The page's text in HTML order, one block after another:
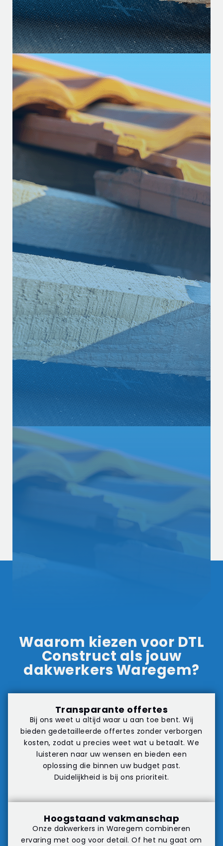
Waarom kiezen voor DTL
Construct als jouw
dakwerkers Waregem?
Transparante offertes
Bij ons weet u altijd waar u aan toe bent. Wij
bieden gedetailleerde offertes zonder verborgen
kosten, zodat u precies weet wat u betaalt. We
luisteren naar uw wensen en bieden een
oplossing die binnen uw budget past.
Duidelijkheid is bij ons prioriteit.
Hoogstaand vakmanschap
Onze dakwerkers in Waregem combineren
ervaring met oog voor detail. Of het nu gaat om